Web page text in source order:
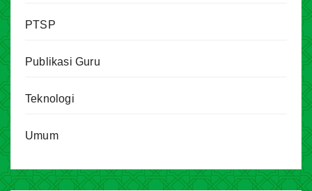
PTSP
Publikasi Guru
Teknologi
Umum